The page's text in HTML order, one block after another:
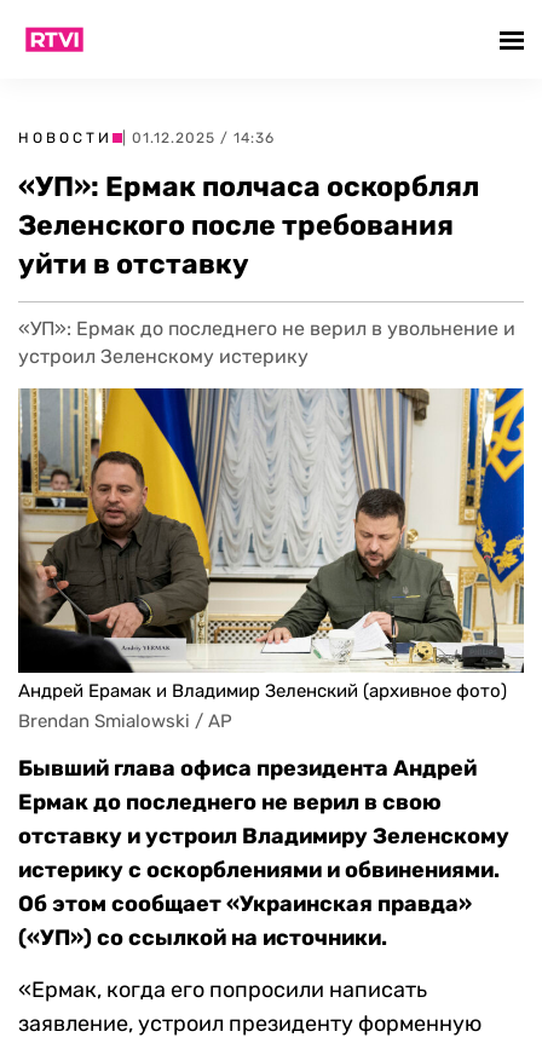
НОВОСТИ | 01.12.2025 / 14:36
«УП»: Ермак полчаса оскорблял
Зеленского после требования
уйти в отставку
«УП»: Ермак до последнего не верил в увольнение и
устроил Зеленскому истерику
Андрей Ерамак и Владимир Зеленский (архивное фото)
Brendan Smialowski / AP
Бывший глава офиса президента Андрей
Ермак до последнего не верил в свою
отставку и устроил Владимиру Зеленскому
истерику с оскорблениями и обвинениями.
Об этом сообщает «Украинская правда»
(«УП») со ссылкой на источники.
«Ермак, когда его попросили написать
заявление, устроил президенту форменную